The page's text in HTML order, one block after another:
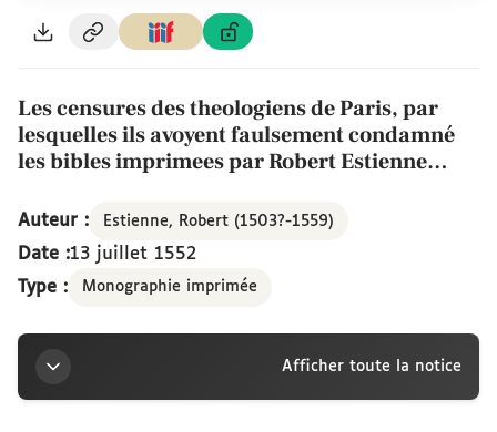
Les censures des theologiens de Paris, par
lesquelles ils avoyent faulsement condamné
les bibles imprimees par Robert Estienne
Robert Estienne. Traduictes de latin en
françois
Auteur : Estienne, Robert (1503?-1559)
Date :13 juillet 1552
Type :
Monographie imprimée
Afficher toute la notice